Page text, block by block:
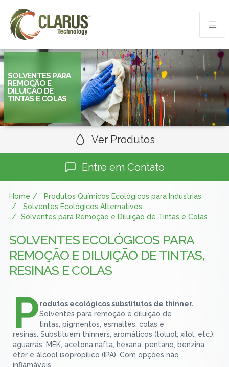
SOLVENTES PARA
REMOÇÃO E
DILUIÇÃO DE
TINTAS E COLAS
Ver Produtos
Entre em Contato
Home
Produtos Químicos Ecológicos para Indústrias
Solventes Ecológicos Alternativos
Solventes para Remoção e Diluição de Tintas e Colas
SOLVENTES ECOLÓGICOS PARA
REMOÇÃO E DILUIÇÃO DE TINTAS,
RESINAS E COLAS
Produtos ecológicos substitutos de thinner.
Solventes para remoção e diluição de
tintas, pigmentos, esmaltes, colas e
resinas. Substituem thinners, aromáticos (toluol, xilol, etc.),
aguarrás, MEK, acetona,nafta, hexana, pentano, benzina,
éter e álcool isopropílico (IPA). Com opções não
inflamáveis.